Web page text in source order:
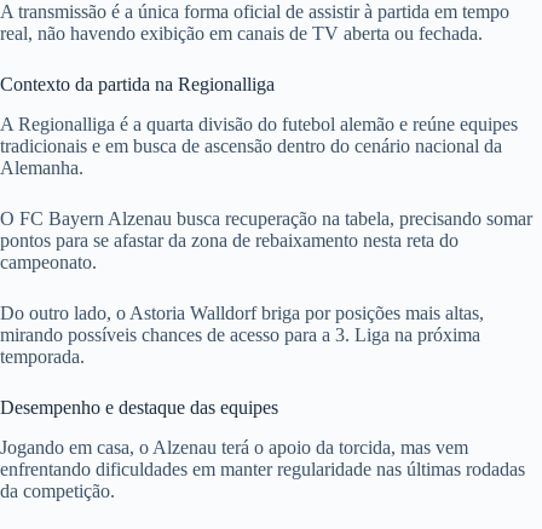
A transmissão é a única forma oficial de assistir à partida em tempo
real, não havendo exibição em canais de TV aberta ou fechada.
Contexto da partida na Regionalliga
A Regionalliga é a quarta divisão do futebol alemão e reúne equipes
tradicionais e em busca de ascensão dentro do cenário nacional da
Alemanha.
O FC Bayern Alzenau busca recuperação na tabela, precisando somar
pontos para se afastar da zona de rebaixamento nesta reta do
campeonato.
Do outro lado, o Astoria Walldorf briga por posições mais altas,
mirando possíveis chances de acesso para a 3. Liga na próxima
temporada.
Desempenho e destaque das equipes
Jogando em casa, o Alzenau terá o apoio da torcida, mas vem
enfrentando dificuldades em manter regularidade nas últimas rodadas
da competição.